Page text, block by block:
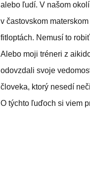
alebo ľudí. V našom
v častovskom
fitloptách. Nemusí to
Alebo moji tréneri z
odovzdali svoje
človeka, ktorý nesedí
O týchto ľuďoch si viem